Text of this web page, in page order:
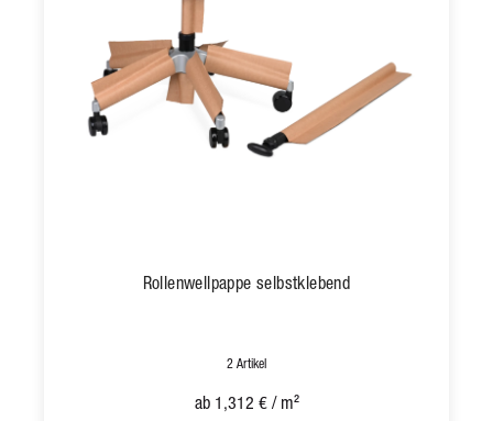
Rollenwellpappe selbstklebend
2 Artikel
ab 1,312 € / m²